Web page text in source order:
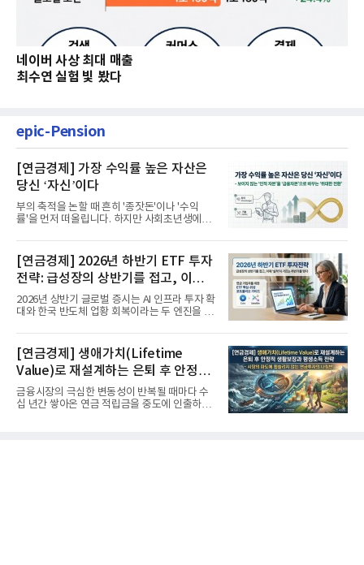
네이버 사상 최대 매출
최수연 실험 빛 봤다
epic-Pension
[연금경제] 가장 수익률 높은 자산은
당신 ‘자신’이다
부의 축적을 논할 때 흔히 '종잣돈'이나 '수익
률'을 먼저 떠올립니다. 하지만 사회초년생에게
[연금경제] 2026년 하반기 ETF 투자
전략: 급성장의 상반기를 접고, 이제
'실적'이 가르는 하반기를 맞다
2026년 상반기 글로벌 증시는 AI 인프라 투자 확
대와 한국 반도체 업황 회복이라는 두 엔진을 달
[연금경제] 생애가치(Lifetime
Value)로 재설계하는 은퇴 후 안정적
생활보장과 평생소득 전략
금융시장의 극심한 변동성이 반복될 때마다 수
십 년간 쌓아온 연금 적립금을 중도에 인출하거